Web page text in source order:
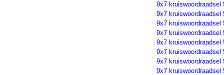
9x7 kruiswoordraadsel
9x7 kruiswoordraadsel
9x7 kruiswoordraadsel
9x7 kruiswoordraadsel
9x7 kruiswoordraadsel
9x7 kruiswoordraadsel
9x7 kruiswoordraadsel
9x7 kruiswoordraadsel